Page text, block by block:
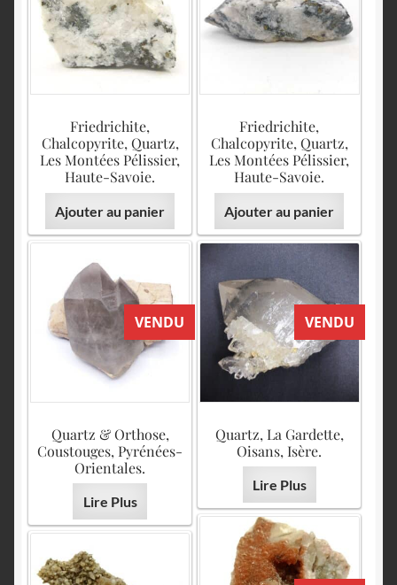
English
Friedrichite,
Chalcopyrite, Quartz,
Les Montées Pélissier,
Haute-Savoie.
Ajouter au panier
Friedrichite,
Chalcopyrite, Quartz,
Les Montées Pélissier,
Haute-Savoie.
Ajouter au panier
VENDU
Quartz & Orthose,
Coustouges, Pyrénées-
Orientales.
Lire Plus
VENDU
Quartz, La Gardette,
Oisans, Isère.
Lire Plus